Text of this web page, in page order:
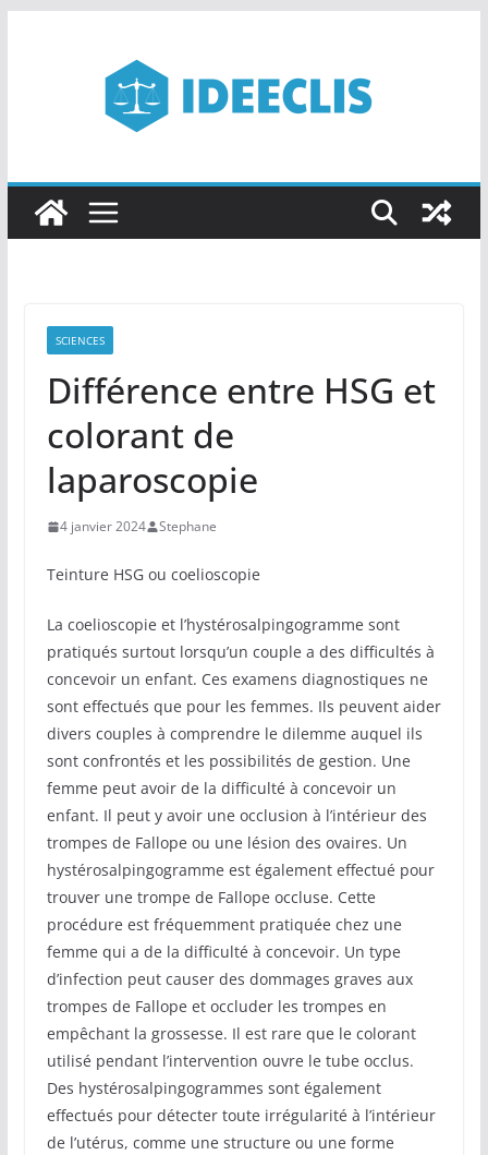
SCIENCES
Différence entre HSG et
colorant de
laparoscopie
4 janvier 2024 Stephane
Teinture HSG ou coelioscopie
La coelioscopie et l’hystérosalpingogramme sont
pratiqués surtout lorsqu’un couple a des difficultés à
concevoir un enfant. Ces examens diagnostiques ne
sont effectués que pour les femmes. Ils peuvent aider
divers couples à comprendre le dilemme auquel ils
sont confrontés et les possibilités de gestion. Une
femme peut avoir de la difficulté à concevoir un
enfant. Il peut y avoir une occlusion à l’intérieur des
trompes de Fallope ou une lésion des ovaires. Un
hystérosalpingogramme est également effectué pour
trouver une trompe de Fallope occluse. Cette
procédure est fréquemment pratiquée chez une
femme qui a de la difficulté à concevoir. Un type
d’infection peut causer des dommages graves aux
trompes de Fallope et occluder les trompes en
empêchant la grossesse. Il est rare que le colorant
utilisé pendant l’intervention ouvre le tube occlus.
Des hystérosalpingogrammes sont également
effectués pour détecter toute irrégularité à l’intérieur
de l’utérus, comme une structure ou une forme